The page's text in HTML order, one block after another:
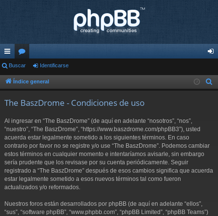
nl
ac
pi
do
s
or
os nti
Buscar Identificarse
Índice general
The BaszDrome - Condiciones de uso
Al ingresar en “The BaszDrome” (de aquí en adelante “nosotros”, “nos”,
“nuestro”, “The BaszDrome”, “https://www.baszdrome.com/phpBB3”), usted
acuerda estar legalmente sometido a los siguientes términos. En caso
contrario por favor no se registre y/o use “The BaszDrome”. Podemos cambiar
estos términos en cualquier momento e intentaríamos avisarle, sin embargo
sería prudente que los revisase por su cuenta periódicamente. Seguir
registrado a “The BaszDrome” después de esos cambios significa que acuerda
estar legalmente sometido a esos nuevos términos tal como fueron
actualizados y/o reformados.
Nuestros foros están desarrollados por phpBB (de aquí en adelante “ellos”,
“sus”, “software phpBB”, “www.phpbb.com”, “phpBB Limited”, “phpBB Teams”)